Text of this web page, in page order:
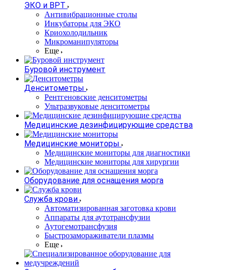
ЭКО и ВРТ
Антивибрационные столы
Инкубаторы для ЭКО
Криохолодильник
Микроманипуляторы
Еще
Буровой инструмент
Денситометры
Рентгеновские денситометры
Ультразвуковые денситометры
Медицинские дезинфицирующие средства
Медицинские мониторы
Медицинские мониторы для диагностики
Медицинские мониторы для хирургии
Оборудование для оснащения морга
Служба крови
Автоматизированная заготовка крови
Аппараты для аутотрансфузии
Аутогемотрансфузия
Быстрозамораживатели плазмы
Еще